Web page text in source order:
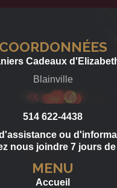
COORDONNÉES
Cadeaux
Blainville
514 622-4438
ou
nous joindre 7 jours de
MENU
Accueil